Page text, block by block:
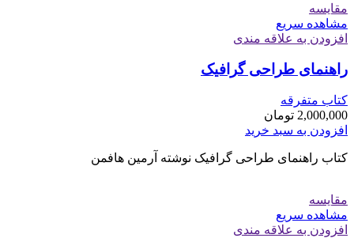
مقایسه
مشاهده سریع
افزودن به علاقه مندی
راهنمای طراحی گرافیک
کتاب متفرقه
2,000,000 تومان
افزودن به سبد خرید
کتاب راهنمای طراحی گرافیک نوشته آرمین هافمن
مقایسه
مشاهده سریع
افزودن به علاقه مندی